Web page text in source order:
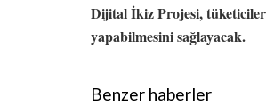
Dijital İkiz Projesi,
yapabilmesini sağlayacak.
Benzer haberler